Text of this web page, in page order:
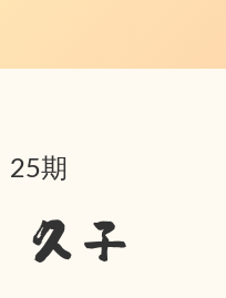
25期
久子